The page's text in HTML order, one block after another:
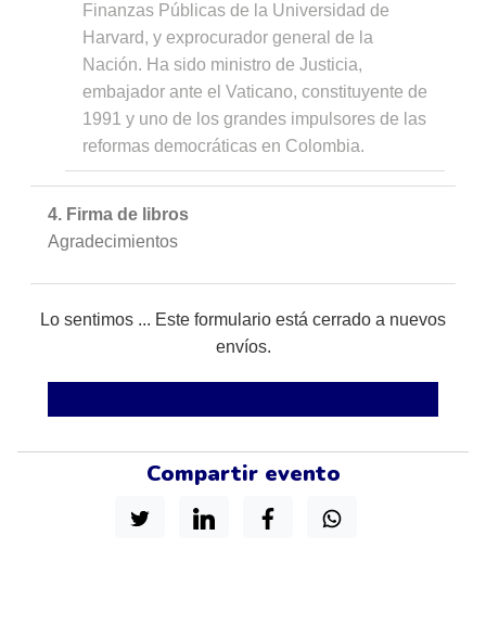
status
Lo sentimos ... Este formulario está cerrado a nuevos
envíos.
Compartir evento
Finanzas Públicas de la Universidad de
Harvard, y exprocurador general de la
Nación. Ha sido ministro de Justicia,
embajador ante el Vaticano, constituyente de
1991 y uno de los grandes impulsores de las
reformas democráticas en Colombia.
4. Firma de libros
Agradecimientos